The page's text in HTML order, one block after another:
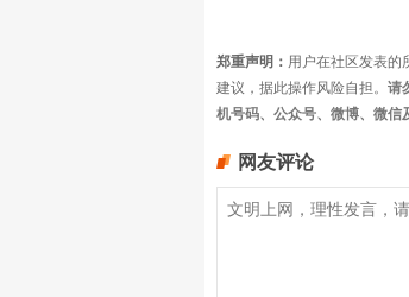
郑重声明： 用户在社区发表的
建议，据此操作风险自担。 请
机号码、公众号、微博、微信
网友评论